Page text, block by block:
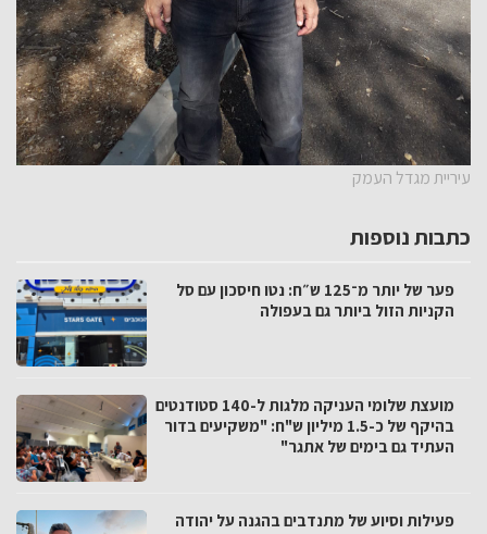
עיריית מגדל העמק
כתבות נוספות
פער של יותר מ־125 ש״ח: נטו חיסכון עם סל
הקניות הזול ביותר גם בעפולה
מועצת שלומי העניקה מלגות ל-140 סטודנטים
בהיקף של כ-1.5 מיליון ש"ח: "משקיעים בדור
העתיד גם בימים של אתגר"
פעילות וסיוע של מתנדבים בהגנה על יהודה